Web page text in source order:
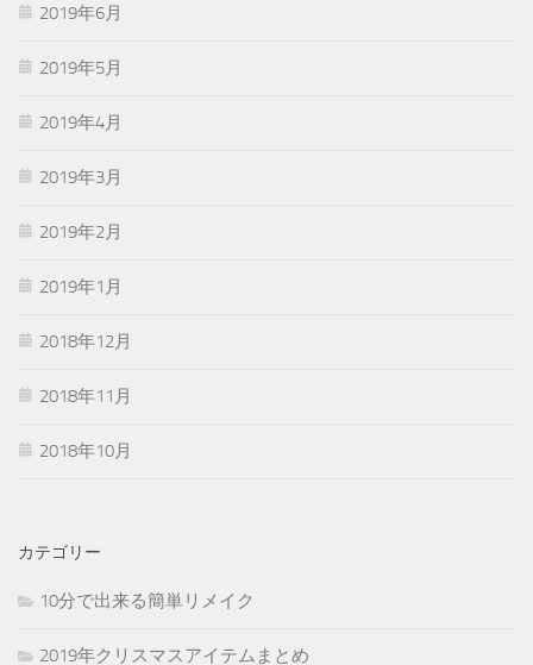
2019年6月
2019年5月
2019年4月
2019年3月
2019年2月
2019年1月
2018年12月
2018年11月
2018年10月
カテゴリー
10分で出来る簡単リメイク
2019年クリスマスアイテムまとめ